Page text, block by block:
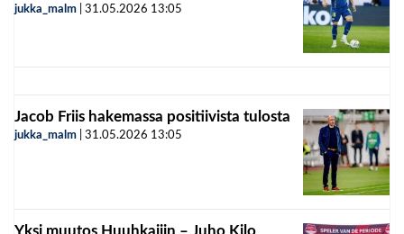
jukka_malm 31.05.2026 13:05
Jacob Friis hakemassa positiivista tulosta
jukka_malm 31.05.2026 13:05